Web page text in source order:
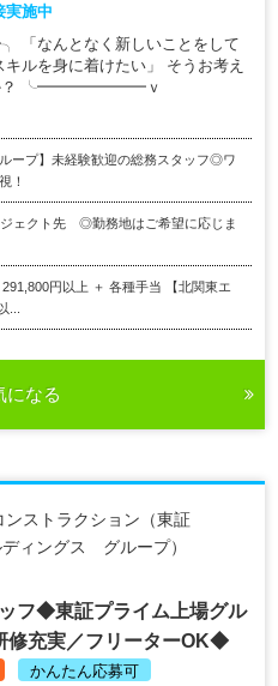
実施中
となく新しいことをして
ルを身に着けたい」 そうお考え
か？ ╰━━━━━━━ｖ
ループ】未経験歓迎の総務スタッフ◎ワ
！
ェクト先 ◎勤務地はご希望に応じま
291,800円以上 ＋ 各種手当 【北関東エ
...
になる
ストラクション（東証
ィングス グループ）
フ◆東証プライム上場グル
修充実／フリーターOK◆
かんたん応募可